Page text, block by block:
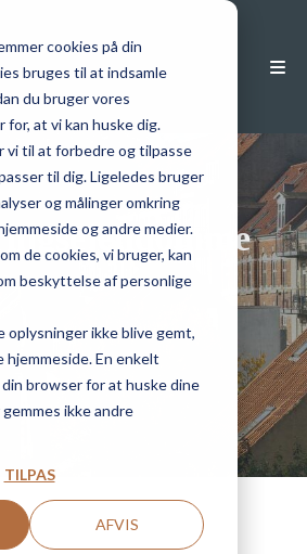
cookies på din
bruges til at indsamle
du bruger vores
for, at vi kan huske dig.
vi til at forbedre og tilpasse
til dig. Ligeledes bruger
og målinger omkring
og andre medier.
de cookies, vi bruger, kan
beskyttelse af personlige
oplysninger ikke blive gemt,
En enkelt
browser for at huske dine
ikke andre
TILPAS
AFVIS